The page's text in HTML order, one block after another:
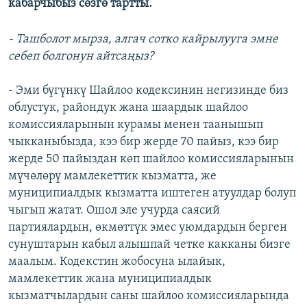
кабарчыбыз сөзгө тартты.
- Ташболот мырза, алгач сотко кайрылууга эмне
себеп болгонун айтсаңыз?
- Эми бүгүнкү Шайлоо кодексинин негизинде биз
облустук, райондук жана шаардык шайлоо
комиссияларынын курамы менен таанышып
чыкканыбызда, кээ бир жерде 70 пайыз, кээ бир
жерде 50 пайыздан көп шайлоо комиссияларынын
мүчөлөрү мамлекеттик кызматта, же
муниципиалдык кызматта иштеген атуулдар болуп
чыгып жатат. Ошол эле учурда саясий
партиялардын, өкмөттүк эмес уюмдардын берген
сунуштарын кабыл алышпай четке какканы бизге
маалым. Кодекстин жобосуна ылайык,
мамлекеттик жана муниципиалдык
кызматчылардын саны шайлоо комиссияларында